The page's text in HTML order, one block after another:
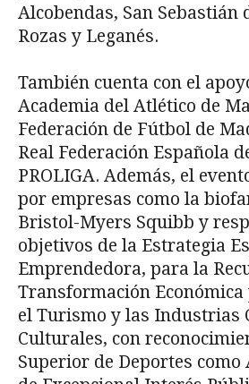
Alcobendas, San Sebastián
Rozas y Leganés.
También cuenta con el
Academia del Atlético de
Federación de Fútbol de
Real Federación Española
PROLIGA. Además, el
por empresas como la
Bristol-Myers Squibb y
objetivos de la Estrategia
Emprendedora, para la
Transformación Económica
el Turismo y las Industrias
Culturales, con
Superior de Deportes como